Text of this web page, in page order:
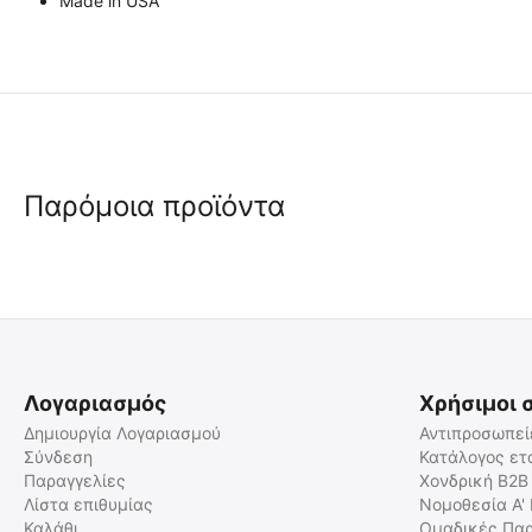
Παρόμοια προϊόντα
MIL-TEC Απόλυτα Στεγανό
Κουτί Μαύρο 228 Χ 130 Χ 46
mm
MIL-TEC Μεταλλικό Κουτί
Αποθήκευσης Πυρομαχικών/
Φαρμάκων/Εξοπλισμού - (Με
Λογαριασμός
Δημιουργία Λογαριασμού
Σύνδεση
Παραγγελίες
Λίστα επιθυμίας
Καλάθι
Χρήσιμοι
Κατάλογος
Χονδρική B2B
Νομοθεσία Α'
Ομαδικές